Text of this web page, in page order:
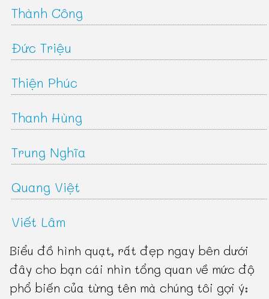
Thành Công
Đức Triệu
Thiện Phúc
Thanh Hùng
Trung Nghĩa
Quang Việt
Viết Lâm
Biểu đồ hình quạt, rất đẹp ngay bên dưới
đây cho bạn cái nhìn tổng quan về mức độ
phổ biến của từng tên mà chúng tôi gợi ý: